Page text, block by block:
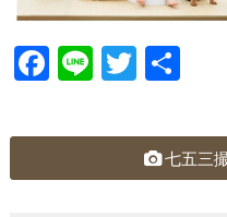
F
c
Li
e
T
tt
er七五三